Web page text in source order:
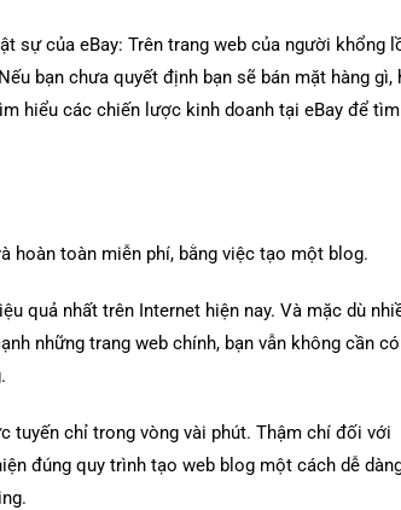
sự của eBay: Trên trang web của người khổng
bạn chưa quyết định bạn sẽ bán mặt hàng gì,
hiểu các chiến lược kinh doanh tại eBay để
hoàn toàn miễn phí, bằng việc tạo một blog.
quả nhất trên Internet hiện nay. Và mặc dù
những trang web chính, bạn vẫn không cần có
tuyến chỉ trong vòng vài phút. Thậm chí đối với
đúng quy trình tạo web blog một cách dễ